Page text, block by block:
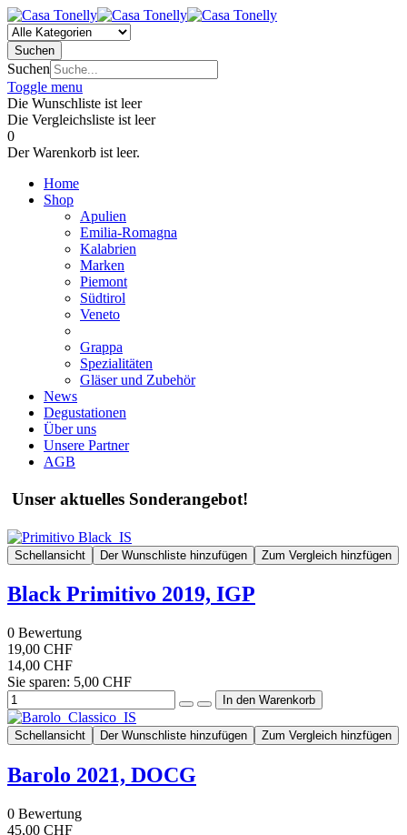
Suchen
Suchen
Toggle menu
Die Wunschliste ist leer
Die Vergleichsliste ist leer
0
Der Warenkorb ist leer.
Home
Shop
Apulien
Emilia-Romagna
Kalabrien
Marken
Piemont
Südtirol
Veneto
Grappa
Spezialitäten
Gläser und Zubehör
News
Degustationen
Über uns
Unsere Partner
AGB
Unser aktuelles Sonderangebot!
Schellansicht Der Wunschliste hinzufügen Zum Vergleich hinzfügen
Black Primitivo 2019, IGP
0 Bewertung
19,00 CHF
14,00 CHF
Sie sparen: 5,00 CHF
Schellansicht Der Wunschliste hinzufügen Zum Vergleich hinzfügen
Barolo 2021, DOCG
0 Bewertung
45,00 CHF